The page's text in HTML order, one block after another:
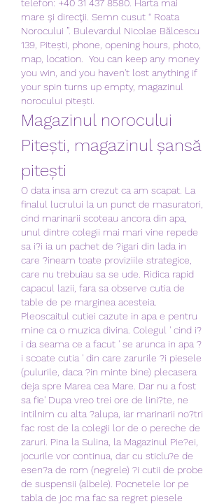
telefon: +40 31 437 8580. Harta mai
mare şi direcţii. Semn cusut “ Roata
Norocului ”. Bulevardul Nicolae Bălcescu
139, Pitești, phone, opening hours, photo,
map, location.  You can keep any money
you win, and you haven't lost anything if
your spin turns up empty, magazinul
norocului pitești.
Magazinul norocului
Pitești, magazinul șansă
pitești
O data insa am crezut ca am scapat. La
finalul lucrului la un punct de masuratori,
cind marinarii scoteau ancora din apa,
unul dintre colegii mai mari vine repede
sa i?i ia un pachet de ?igari din lada in
care ?ineam toate proviziile strategice,
care nu trebuiau sa se ude. Ridica rapid
capacul lazii, fara sa observe cutia de
table de pe marginea acesteia.
Pleoscaitul cutiei cazute in apa e pentru
mine ca o muzica divina. Colegul ' cind i?
i da seama ce a facut ' se arunca in apa ?
i scoate cutia ' din care zarurile ?i piesele
(pulurile, daca ?in minte bine) plecasera
deja spre Marea cea Mare. Dar nu a fost
sa fie' Dupa vreo trei ore de lini?te, ne
intilnim cu alta ?alupa, iar marinarii no?tri
fac rost de la colegii lor de o pereche de
zaruri. Pina la Sulina, la Magazinul Pie?ei,
jocurile vor continua, dar cu sticlu?e de
esen?a de rom (negrele) ?i cutii de probe
de suspensii (albele). Pocnetele lor pe
tabla de joc ma fac sa regret piesele